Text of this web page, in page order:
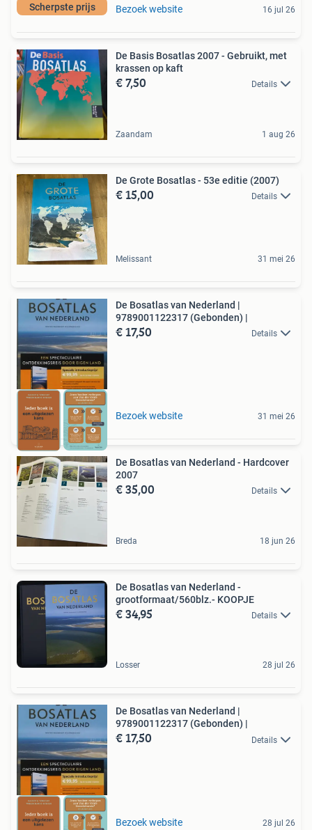
Scherpste prijs Bezoek website 16 jul 26
De Basis Bosatlas 2007 - Gebruikt, met
krassen op kaft
€ 7,50 Details
Zaandam 1 aug 26
De Grote Bosatlas - 53e editie (2007)
€ 15,00 Details
Melissant 31 mei 26
De Bosatlas van Nederland |
9789001122317 (Gebonden) |
€ 17,50 Details
Bezoek website 31 mei 26
De Bosatlas van Nederland - Hardcover
2007
€ 35,00 Details
Breda 18 jun 26
De Bosatlas van Nederland -
grootformaat/560blz.- KOOPJE
€ 34,95 Details
Losser 28 jul 26
De Bosatlas van Nederland |
9789001122317 (Gebonden) |
€ 17,50 Details
Bezoek website 28 jul 26